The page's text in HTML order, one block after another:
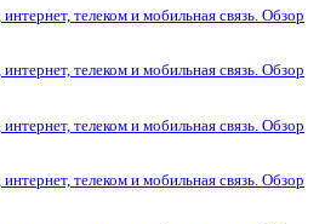
телеком и мобильная связь. Обзор
телеком и мобильная связь. Обзор
телеком и мобильная связь. Обзор
телеком и мобильная связь. Обзор